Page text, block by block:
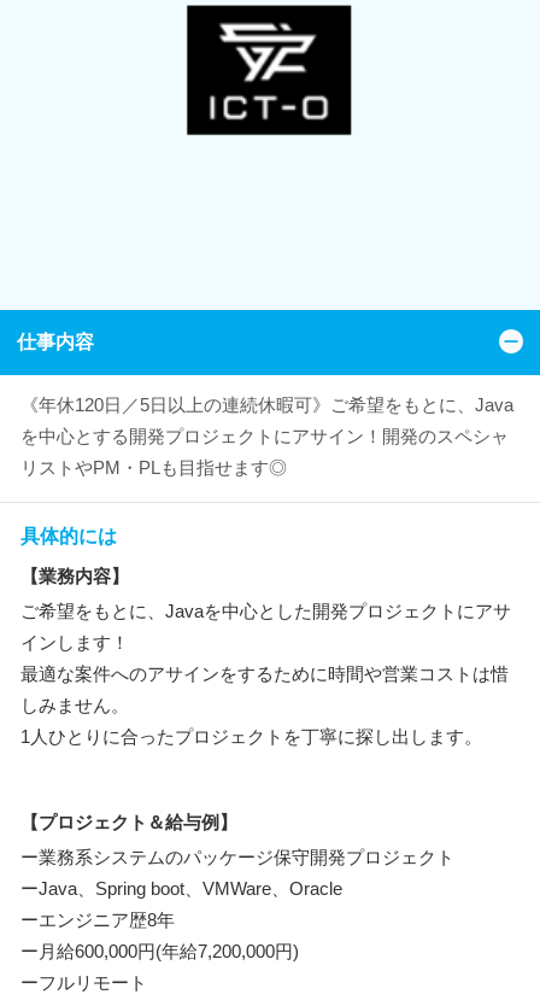
仕事内容
《年休120日／5日以上の連続休暇可》ご希望をもとに、Java
を中心とする開発プロジェクトにアサイン！開発のスペシャ
リストやPM・PLも目指せます◎
具体的には
【業務内容】
ご希望をもとに、Javaを中心とした開発プロジェクトにアサ
インします！
最適な案件へのアサインをするために時間や営業コストは惜
しみません。
1人ひとりに合ったプロジェクトを丁寧に探し出します。
【プロジェクト＆給与例】
ー業務系システムのパッケージ保守開発プロジェクト
ーJava、Spring boot、VMWare、Oracle
ーエンジニア歴8年
ー月給600,000円(年給7,200,000円)
ーフルリモート